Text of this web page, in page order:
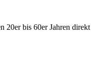
20er bis 60er Jahren direkt